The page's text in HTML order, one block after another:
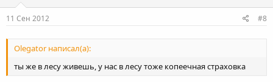
11 Сен 2012 #8
Olegator написал(а):
ты же в лесу живешь, у нас в лесу тоже копеечная страховка